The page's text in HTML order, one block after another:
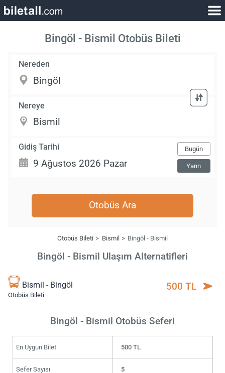
Bingöl - Bismil Otobüs Bileti
Nereden
Nereye
Gidiş Tarihi Bugün
Yarın
Otobüs Ara
Otobüs Bileti Bismil Bingöl - Bismil
Bingöl - Bismil Ulaşım Alternatifleri
Bismil - Bingöl
Otobüs Bileti
500 TL
Bingöl - Bismil Otobüs Seferi
En Uygun Bilet 500 TL
Sefer Sayısı 5